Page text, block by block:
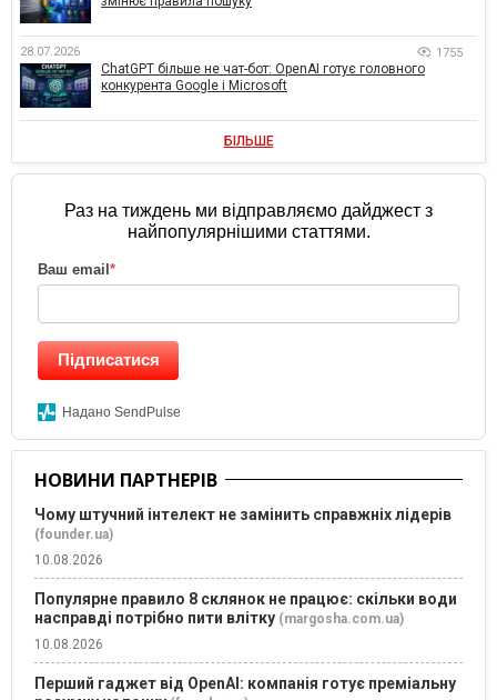
28.07.2026 1755
ChatGPT більше не чат-бот: OpenAI готує головного
конкурента Google і Microsoft
БІЛЬШЕ
Раз на тиждень ми відправляємо дайджест з
найпопулярнішими статтями.
Ваш email *
Підписатися
Надано SendPulse
НОВИНИ ПАРТНЕРІВ
Чому штучний інтелект не замінить справжніх лідерів
(founder.ua)
10.08.2026
Популярне правило 8 склянок не працює: скільки води
насправді потрібно пити влітку (margosha.com.ua)
10.08.2026
Перший гаджет від OpenAI: компанія готує преміальну